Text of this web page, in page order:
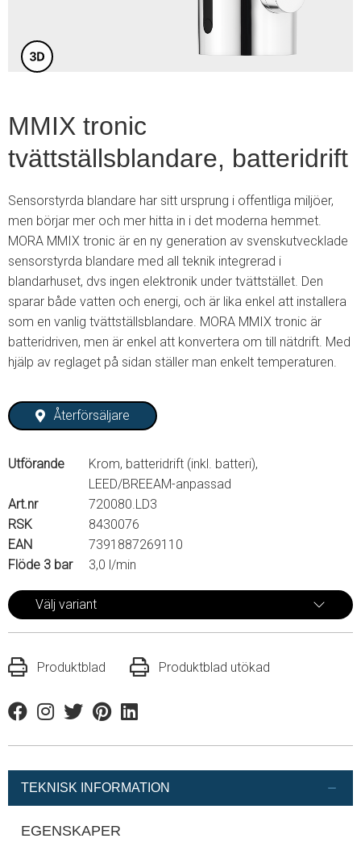
MMIX tronic
tvättställsblandare, batteridrift
Sensorstyrda blandare har sitt ursprung i offentliga miljöer,
men börjar mer och mer hitta in i det moderna hemmet.
MORA MMIX tronic är en ny generation av svenskutvecklade
sensorstyrda blandare med all teknik integrerad i
blandarhuset, dvs ingen elektronik under tvättstället. Den
sparar både vatten och energi, och är lika enkel att installera
som en vanlig tvättställsblandare. MORA MMIX tronic är
batteridriven, men är enkel att konvertera om till nätdrift. Med
hjälp av reglaget på sidan ställer man enkelt temperaturen.
Återförsäljare
Utförande
Krom, batteridrift (inkl. batteri),
LEED/BREEAM-anpassad
Art.nr
720080.LD3
RSK
8430076
EAN
7391887269110
Flöde 3 bar
3,0 l/min
Välj variant
Produktblad Produktblad utökad
FacebookInstagram
TwitterPinterestLinkedin
TEKNISK INFORMATION
EGENSKAPER